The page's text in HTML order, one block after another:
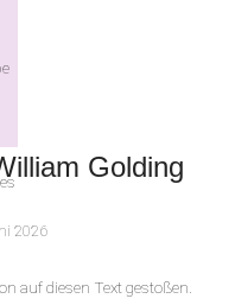
Golding
2026
auf diesen Text gestoßen.